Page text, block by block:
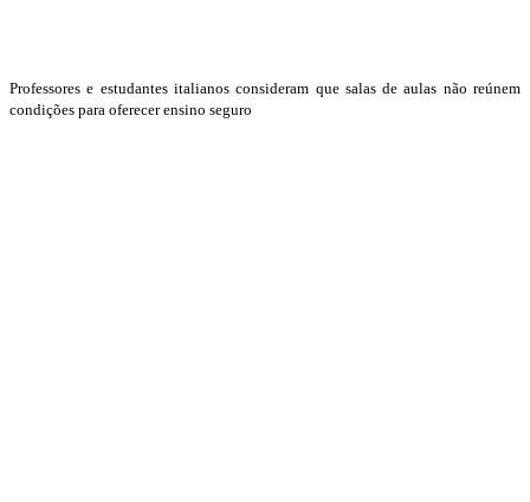
Professores e estudantes italianos consideram que salas de aulas não reúnem
condições para oferecer ensino seguro